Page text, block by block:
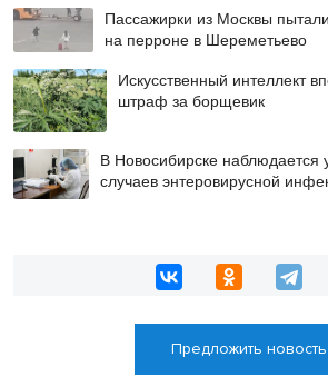
Пассажирки из Москвы
на перроне в Шереметьево
Искусственный интеллект
штраф за борщевик
В Новосибирске наблюдается
случаев энтеровирусной
Предложить новость